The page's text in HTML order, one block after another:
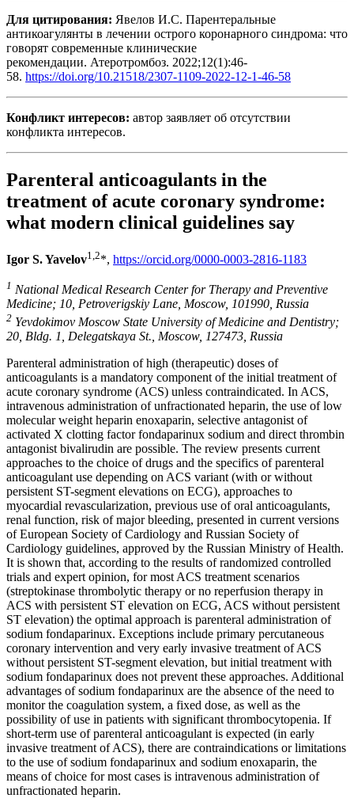
Для цитирования: Явелов И.С. Парентеральные
антикоагулянты в лечении острого коронарного синдрома: что
говорят современные клинические
рекомендации. Атеротромбоз. 2022;12(1):46-
58. https://doi.org/10.21518/2307-1109-2022-12-1-46-58
Конфликт интересов: автор заявляет об отсутствии
конфликта интересов.
Parenteral anticoagulants in the
treatment of acute coronary syndrome:
what modern clinical guidelines say
Igor S. Yavelov1,2*, https://orcid.org/0000-0003-2816-1183
1 National Medical Research Center for Therapy and Preventive
Medicine; 10, Petroverigskiy Lane, Moscow, 101990, Russia
2 Yevdokimov Moscow State University of Medicine and Dentistry;
20, Bldg. 1, Delegatskaya St., Moscow, 127473, Russia
Parenteral administration of high (therapeutic) doses of
anticoagulants is a mandatory component of the initial treatment of
acute coronary syndrome (ACS) unless contraindicated. In ACS,
intravenous administration of unfractionated heparin, the use of low
molecular weight heparin enoxaparin, selective antagonist of
activated X clotting factor fondaparinux sodium and direct thrombin
antagonist bivalirudin are possible. The review presents current
approaches to the choice of drugs and the specifics of parenteral
anticoagulant use depending on ACS variant (with or without
persistent ST-segment elevations on ECG), approaches to
myocardial revascularization, previous use of oral anticoagulants,
renal function, risk of major bleeding, presented in current versions
of European Society of Cardiology and Russian Society of
Cardiology guidelines, approved by the Russian Ministry of Health.
It is shown that, according to the results of randomized controlled
trials and expert opinion, for most ACS treatment scenarios
(streptokinase thrombolytic therapy or no reperfusion therapy in
ACS with persistent ST elevation on ECG, ACS without persistent
ST elevation) the optimal approach is parenteral administration of
sodium fondaparinux. Exceptions include primary percutaneous
coronary intervention and very early invasive treatment of ACS
without persistent ST-segment elevation, but initial treatment with
sodium fondaparinux does not prevent these approaches. Additional
advantages of sodium fondaparinux are the absence of the need to
monitor the coagulation system, a fixed dose, as well as the
possibility of use in patients with significant thrombocytopenia. If
short-term use of parenteral anticoagulant is expected (in early
invasive treatment of ACS), there are contraindications or limitations
to the use of sodium fondaparinux and sodium enoxaparin, the
means of choice for most cases is intravenous administration of
unfractionated heparin.